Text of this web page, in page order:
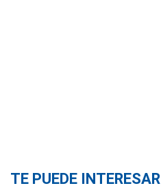
TE PUEDE INTERESAR